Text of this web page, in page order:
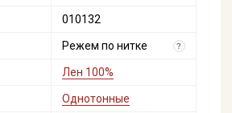
010132
Режем по нитке ?
Лен 100%
Однотонные